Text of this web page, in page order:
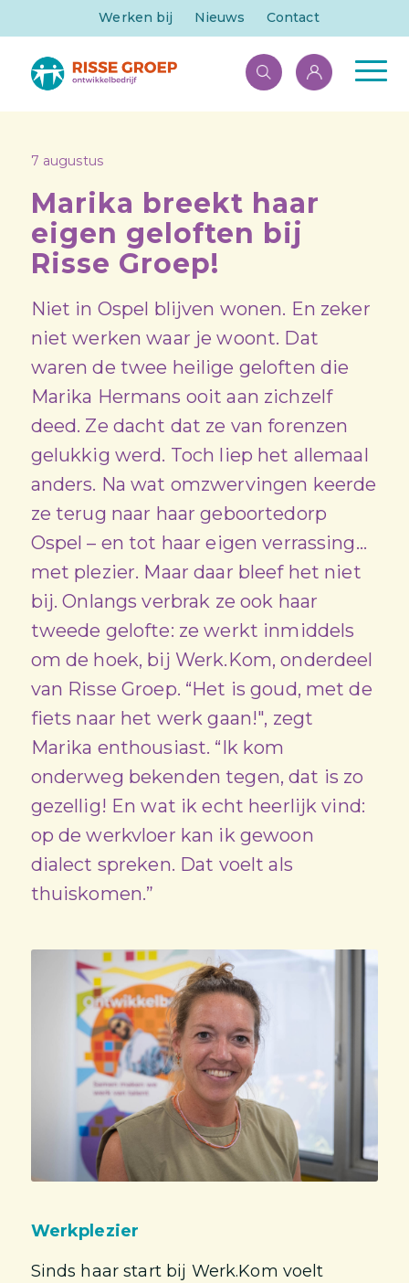
Werken bij Nieuws Contact
7 augustus
Marika breekt haar
eigen geloften bij
Risse Groep!
Niet in Ospel blijven wonen. En zeker
niet werken waar je woont. Dat
waren de twee heilige geloften die
Marika Hermans ooit aan zichzelf
deed. Ze dacht dat ze van forenzen
gelukkig werd. Toch liep het allemaal
anders. Na wat omzwervingen keerde
ze terug naar haar geboortedorp
Ospel – en tot haar eigen verrassing...
met plezier. Maar daar bleef het niet
bij. Onlangs verbrak ze ook haar
tweede gelofte: ze werkt inmiddels
om de hoek, bij Werk.Kom, onderdeel
van Risse Groep. “Het is goud, met de
fiets naar het werk gaan!", zegt
Marika enthousiast. “Ik kom
onderweg bekenden tegen, dat is zo
gezellig! En wat ik echt heerlijk vind:
op de werkvloer kan ik gewoon
dialect spreken. Dat voelt als
thuiskomen.”
Werkplezier
Sinds haar start bij Werk.Kom voelt